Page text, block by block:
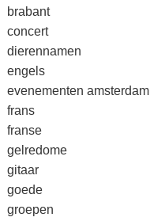
brabant
concert
dierennamen
engels
evenementen amsterdam
frans
franse
gelredome
gitaar
goede
groepen